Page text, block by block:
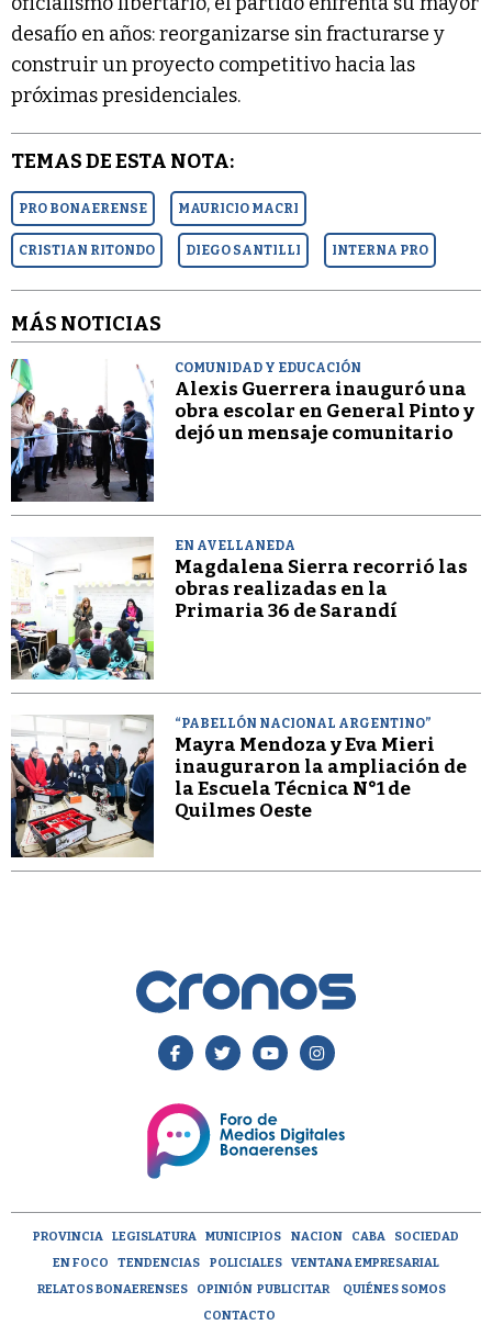
desafío en años: reorganizarse sin fracturarse y
construir un proyecto competitivo hacia las
próximas presidenciales.
TEMAS DE ESTA NOTA:
PRO BONAERENSE MAURICIO MACRI
CRISTIAN RITONDO DIEGO SANTILLI INTERNA PRO
MÁS NOTICIAS
COMUNIDAD Y EDUCACIÓN
Alexis Guerrera inauguró una
obra escolar en General Pinto y
dejó un mensaje comunitario
EN AVELLANEDA
Magdalena Sierra recorrió las
obras realizadas en la
Primaria 36 de Sarandí
“PABELLÓN NACIONAL ARGENTINO”
Mayra Mendoza y Eva Mieri
inauguraron la ampliación de
la Escuela Técnica N°1 de
Quilmes Oeste
PROVINCIA LEGISLATURA MUNICIPIOS NACION CABA
SOCIEDAD
EN FOCO
TENDENCIAS POLICIALES
VENTANA EMPRESARIAL
RELATOS BONAERENSES
OPINIÓN PUBLICITAR
QUIÉNES SOMOS
CONTACTO